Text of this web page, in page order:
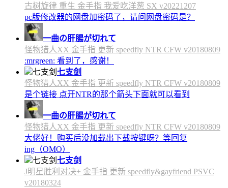
古树旋律 重生 金手指 我爱吃洋葱 SX v20221207
pc版修改器的网盘加密码了，请问网盘密码是？
一曲の肝腸が切れて
怪物猎人XX 金手指 更新 speedfly NTR CFW v20180809
:mrgreen: 看到了，感谢！
七支剑
怪物猎人XX 金手指 更新 speedfly NTR CFW v20180809
是个链接 点开NTR的那个箭头下面就可以看到
一曲の肝腸が切れて
怪物猎人XX 金手指 更新 speedfly NTR CFW v20180809
大佬好！购买后没加载出下载按键呀？等回复
ing（OMO）
七支剑
J明星胜利对决+ 金手指 更新 speedfly&gayfriend PSVC
v20180324